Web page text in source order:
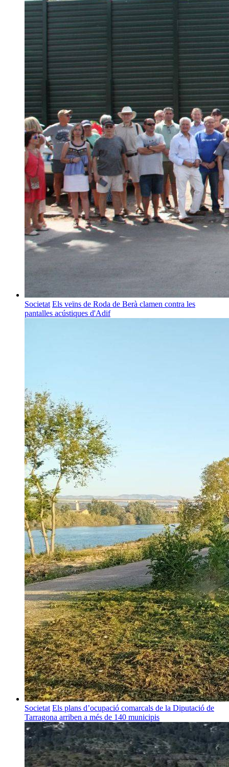
Societat Els veïns de Roda de Berà clamen contra les
pantalles acústiques d'Adif
Societat Els plans d’ocupació comarcals de la Diputació de
Tarragona arriben a més de 140 municipis